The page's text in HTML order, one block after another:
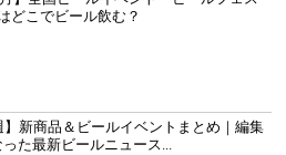
どこでビール飲む？
】新商品＆ビールイベントまとめ｜編集
た最新ビールニュース...